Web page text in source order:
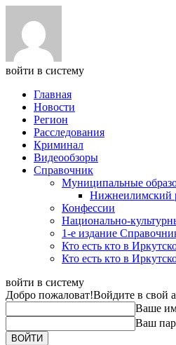
войти в систему
Главная
Новости
Регион
Расследования
Криминал
Видеообзоры
Справочник
Муниципальные
Нижнеилимский
Конфессии
Национально-
1-е издание
Кто есть кто в
Кто есть кто в
войти в систему
Добро пожаловат!Войдите в свой
Ваше
Ваш